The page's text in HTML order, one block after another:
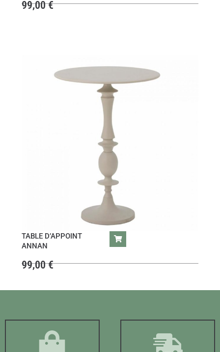
99,00€
TABLE D’APPOINT
ANNAN
99,00€